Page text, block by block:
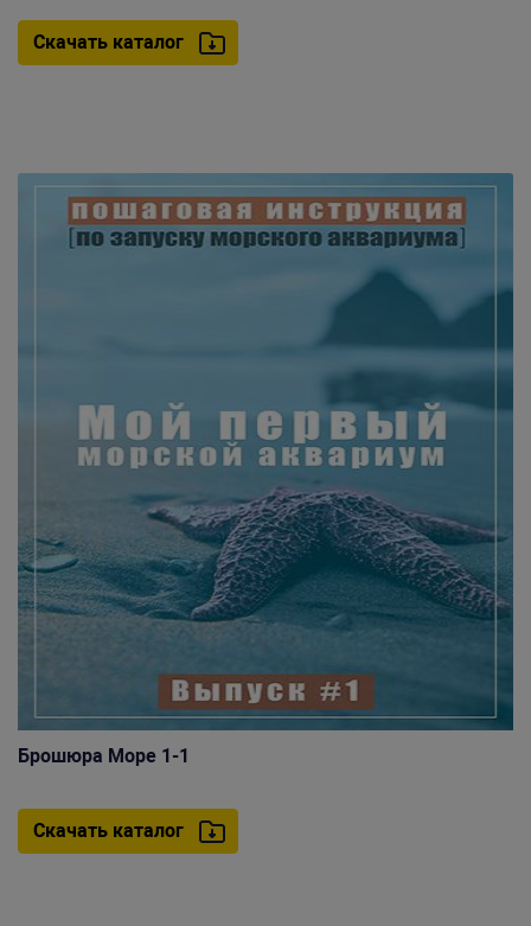
Скачать каталог
Брошюра Море 1-1
Скачать каталог